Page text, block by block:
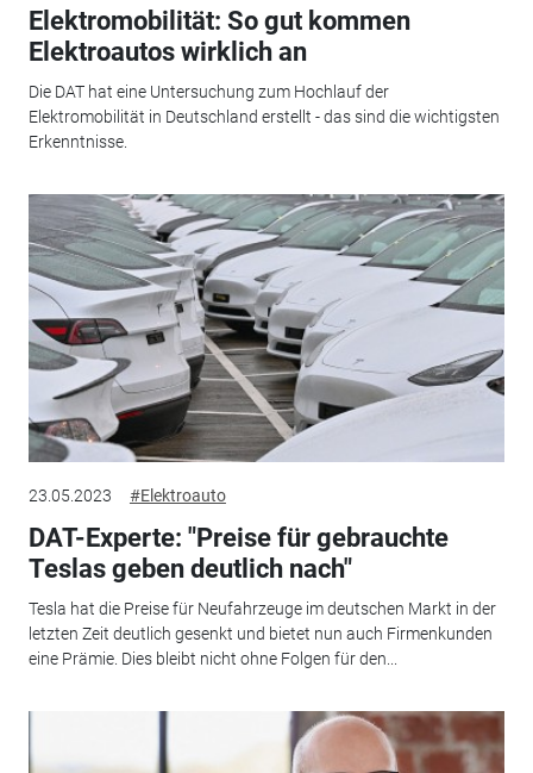
Elektromobilität: So gut kommen
Elektroautos wirklich an
Die DAT hat eine Untersuchung zum Hochlauf der
Elektromobilität in Deutschland erstellt - das sind die wichtigsten
Erkenntnisse.
23.05.2023 #Elektroauto
DAT-Experte: "Preise für gebrauchte
Teslas geben deutlich nach"
Tesla hat die Preise für Neufahrzeuge im deutschen Markt in der
letzten Zeit deutlich gesenkt und bietet nun auch Firmenkunden
eine Prämie. Dies bleibt nicht ohne Folgen für den...